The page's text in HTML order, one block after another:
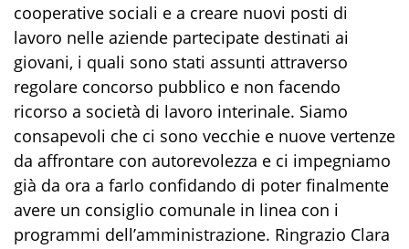
cooperative sociali e a creare nuovi posti di
lavoro nelle aziende partecipate destinati ai
giovani, i quali sono stati assunti attraverso
regolare concorso pubblico e non facendo
ricorso a società di lavoro interinale. Siamo
consapevoli che ci sono vecchie e nuove vertenze
da affrontare con autorevolezza e ci impegniamo
già da ora a farlo confidando di poter finalmente
avere un consiglio comunale in linea con i
programmi dell’amministrazione. Ringrazio Clara